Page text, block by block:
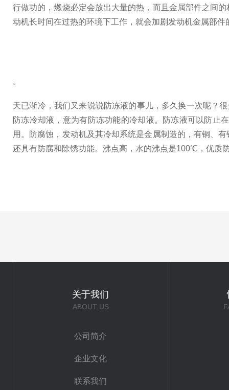
行做功的，燃烧必定会放出大量的热，而且金属部件之间
动机长时间在过热的环境下工作，就会加剧发动机金属部
。
天已渐冷，我们又来说说防冻液的事儿，多久换一次呢？
防冻冷却液，意为有防冻功能的冷却液。防冻液可以防止
用。防腐蚀，发动机及其冷却系统是金属制造的，有铜、
还具有防腐和除锈功能。沸点高，水的沸点是100℃，优质
关于我们
ABOUT US
公司简介
企业文化
联系我们